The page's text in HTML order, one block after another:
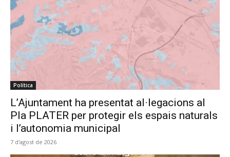
Política
L’Ajuntament ha presentat al·legacions al
Pla PLATER per protegir els espais naturals
i l’autonomia municipal
7 d'agost de 2026